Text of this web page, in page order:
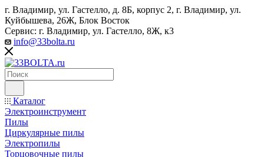
г. Владимир, ул. Гастелло, д. 8Б, корпус 2, г. Владимир, ул. ​
Куйбышева, 26Ж, Блок Восток
Сервис: г. Владимир, ул. Гастелло, 8Ж, к3
info@33bolta.ru
Каталог
Электроинструмент
Пилы
Циркулярные пилы
Электропилы
Торцовочные пилы